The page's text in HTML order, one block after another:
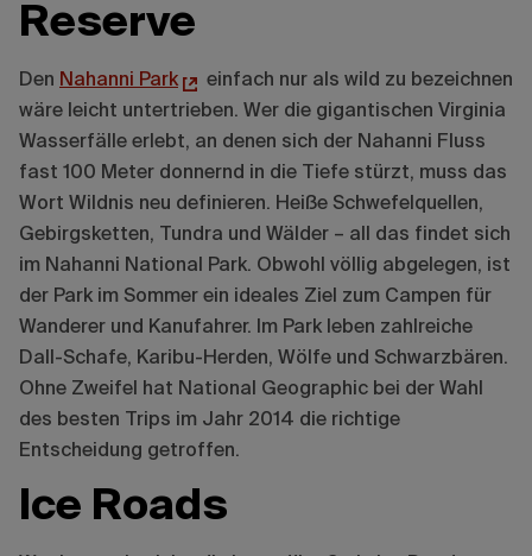
Reserve
Den Nahanni Park
einfach nur als wild zu bezeichnen
wäre leicht untertrieben. Wer die gigantischen Virginia
Wasserfälle erlebt, an denen sich der Nahanni Fluss
fast 100 Meter donnernd in die Tiefe stürzt, muss das
Wort Wildnis neu definieren. Heiße Schwefelquellen,
Gebirgsketten, Tundra und Wälder – all das findet sich
im Nahanni National Park. Obwohl völlig abgelegen, ist
der Park im Sommer ein ideales Ziel zum Campen für
Wanderer und Kanufahrer. Im Park leben zahlreiche
Dall-Schafe, Karibu-Herden, Wölfe und Schwarzbären.
Ohne Zweifel hat National Geographic bei der Wahl
des besten Trips im Jahr 2014 die richtige
Entscheidung getroffen.
Ice Roads